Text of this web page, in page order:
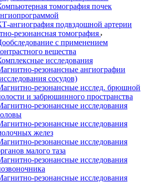
томография почек
ангиография подвздошной артерии
резонансная томография
с применением
вещества
исследования
резонансные ангиографии
сосудов)
резонансные исслед. брюшной
и забрюшинного пространства
резонансные исследования
резонансные исследования
желез
резонансные исследования
малого таза
резонансные исследования
резонансные исследования